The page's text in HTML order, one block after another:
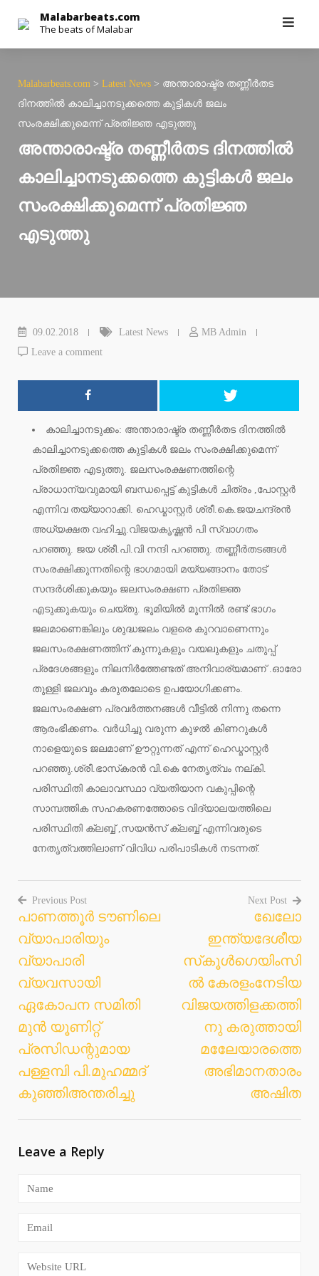
content
Malabarbeats.com
The beats of Malabar
Malabarbeats.com > Latest News > അന്താരാഷ്ട്ര തണ്ണീര്‍തട
ദിനത്തില്‍ കാലിച്ചാനടുക്കത്തെ കുട്ടികള്‍ ജലം
സംരക്ഷിക്കുമെന്ന് പ്രതിജ്ഞ എടുത്തു
അന്താരാഷ്ട്ര തണ്ണീര്‍തട ദിനത്തില്‍
കാലിച്ചാനടുക്കത്തെ കുട്ടികള്‍ ജലം
സംരക്ഷിക്കുമെന്ന് പ്രതിജ്ഞ
എടുത്തു
09.02.2018 Latest News
MB Admin
Leave a comment
കാലിച്ചാനടുക്കം: അന്താരാഷ്ട്ര തണ്ണീര്‍തട ദിനത്തില്‍
കാലിച്ചാനടുക്കത്തെ കുട്ടികള്‍ ജലം സംരക്ഷിക്കുമെന്ന്
പ്രതിജ്ഞ എടുത്തു. ജലസംരക്ഷണത്തിന്റെ
പ്രാധാന്യവുമായി ബന്ധപ്പെട്ട് കുട്ടികള്‍ ചിത്രം ,പോസ്റ്റര്‍
എന്നിവ തയ്യാറാക്കി. ഹെഡ്മാസ്റ്റര്‍ ശ്രീ.കെ.ജയചന്ദ്രന്‍
അധ്യക്ഷത വഹിച്ചു.വിജയകൃഷ്ണന്‍ പി സ്വാഗതം
പറഞ്ഞു. ജയ ശ്രീ.പി.വി നന്ദി പറഞ്ഞു. തണ്ണീര്‍തടങ്ങള്‍
സംരക്ഷിക്കുന്നതിന്റെ ഭാഗമായി മയ്യങ്ങാനം തോട്
സന്ദര്‍ശിക്കുകയും ജലസംരക്ഷണ പ്രതിജ്ഞ
എടുക്കുകയും ചെയ്തു. ഭൂമിയില്‍ മൂന്നില്‍ രണ്ട് ഭാഗം
ജലമാണെങ്കിലും ശുദ്ധജലം വളരെ കുറവാണെന്നും
ജലസംരക്ഷണത്തിന് കുന്നുകളും വയലുകളും ചതുപ്പ്
പ്രദേശങ്ങളും നിലനിര്‍ത്തേണ്ടത് അനിവാര്യമാണ് .ഓരോ
തുള്ളി ജലവും കരുതലോടെ ഉപയോഗിക്കണം.
ജലസംരക്ഷണ പ്രവര്‍ത്തനങ്ങള്‍ വീട്ടില്‍ നിന്നു തന്നെ
ആരംഭിക്കണം. വര്‍ധിച്ചു വരുന്ന കുഴല്‍ കിണറുകള്‍
നാളെയുടെ ജലമാണ് ഊറ്റുന്നത് എന്ന് ഹെഡ്മാസ്റ്റര്‍
പറഞ്ഞു.ശ്രീ.ഭാസ്‌കരന്‍ വി.കെ നേതൃത്വം നല്കി.
പരിസ്ഥിതി കാലാവസ്ഥാ വ്യതിയാന വകുപ്പിന്റെ
സാമ്പത്തിക സഹകരണത്തോടെ വിദ്യാലയത്തിലെ
പരിസ്ഥിതി ക്ലബ്ബ് ,സയന്‍സ് ക്ലബ്ബ് എന്നിവരുടെ
നേതൃത്വത്തിലാണ് വിവിധ പരിപാടികള്‍ നടന്നത്.
Post
navigation
Previous Post
പാണത്തൂര്‍ ടൗണിലെ
വ്യാപാരിയും
വ്യാപാരി
വ്യവസായി
ഏകോപന സമിതി
മുന്‍ യൂണിറ്റ്
പ്രസിഡന്റുമായ
പള്ളമ്പി പി.മുഹമ്മദ്
കുഞ്ഞിഅന്തരിച്ചു
Next Post
ഖേലോ
ഇന്ത്യദേശീയ
സ്‌കൂള്‍ഗെയിംസി
ല്‍ കേരളംനേടിയ
വിജയത്തിളക്കത്തി
നു കരുത്തായി
മലേേയാരത്തെ
അഭിമാനതാരം
അഷിത
Leave a Reply